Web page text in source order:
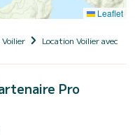
Leaflet
Location Voilier avec
Pro